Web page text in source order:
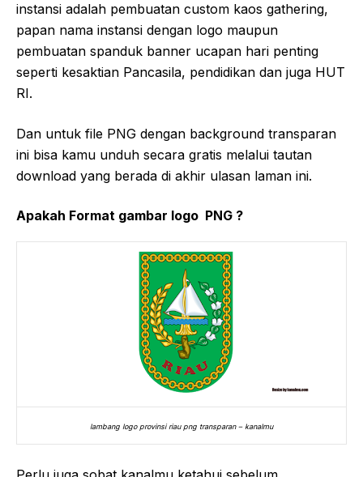
instansi adalah pembuatan custom kaos gathering,
papan nama instansi dengan logo maupun
pembuatan spanduk banner ucapan hari penting
seperti kesaktian Pancasila, pendidikan dan juga HUT
RI.
Dan untuk file PNG dengan background transparan
ini bisa kamu unduh secara gratis melalui tautan
download yang berada di akhir ulasan laman ini.
Apakah Format gambar logo PNG ?
lambang logo provinsi riau png transparan – kanalmu